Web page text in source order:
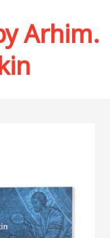
Arhim.